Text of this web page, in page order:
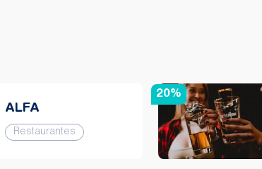
ALFA
Restaurantes
20%